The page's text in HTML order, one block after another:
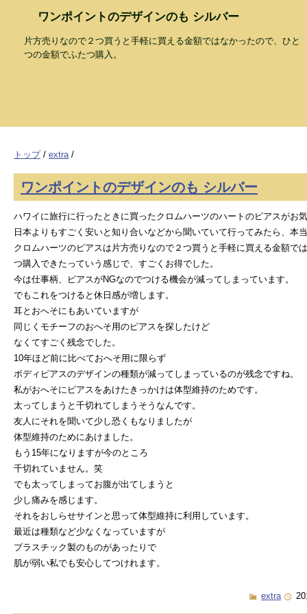
ワンポイントのデザインのも シルバー
片方売りなので２つ買うと手軽に買える金額ではなかったので、ひと
つの金額でふたつ購入。
トップ/ extra /
ワンポイントのデザインのも シルバー
ハワイに旅行に行ったときに買ったクロムハーツのハートのピアスがお
日本よりもすごく安いと知り合いなどから聞いていて行ってみたら、本
クロムハーツのピアスは片方売りなので２つ買うと手軽に買える金額で
つ購入できたっていう感じで、すごくお得でした。
今は仕事柄、ピアスがNGなのでつける機会が減ってしまっています。
でもこれをつけると休日感が増します。
耳とおへそにもあいていますが
同じくモチーフのおへそ用のピアスを探したけど
なくてすごく残念でした。
10年ほど前に比べておへそ用に限らず
ボディピアスのデザインの種類が減ってしまっているのが残念ですね。
私がおへそにピアスをあけたきっかけは体型維持のためです。
太ってしまうと千切れてしまうそうなんです。
友人にそれを聞いて少し恐くもなりましたが
体型維持のためにあけました。
もう15年になりますが今のところ
千切れていません。笑
でも太ってしまってお腹が出てしまうと
少し痛みを感じます。
それをおしらせサインと思って体型維持に利用しています。
最近は種類など少なくなっていますが
プラスチック製のものがあったりで
肌が弱い私でも安心してつけれます。
extra